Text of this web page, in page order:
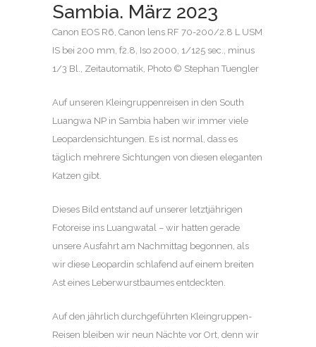
Sambia. März 2023
Canon EOS R6, Canon lens RF 70-200/2.8 L USM
IS bei 200 mm, f2.8, Iso 2000, 1/125 sec., minus
1/3 Bl., Zeitautomatik, Photo © Stephan Tuengler
Auf unseren Kleingruppenreisen in den South
Luangwa NP in Sambia haben wir immer viele
Leopardensichtungen. Es ist normal, dass es
täglich mehrere Sichtungen von diesen eleganten
Katzen gibt.
Dieses Bild entstand auf unserer letztjährigen
Fotoreise ins Luangwatal – wir hatten gerade
unsere Ausfahrt am Nachmittag begonnen, als
wir diese Leopardin schlafend auf einem breiten
Ast eines Leberwurstbaumes entdeckten.
Auf den jährlich durchgeführten Kleingruppen-
Reisen bleiben wir neun Nächte vor Ort, denn wir